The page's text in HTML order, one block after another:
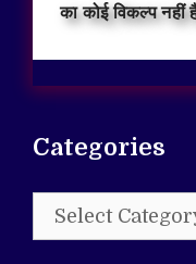
का कोई विकल्प नहीं
Categories
Categories